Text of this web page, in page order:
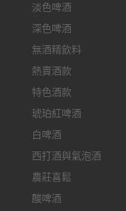
淡色啤酒
深色啤酒
無酒精飲料
熱賣酒款
特色酒款
琥珀紅啤酒
白啤酒
西打酒與氣泡酒
農莊喜鬆
酸啤酒